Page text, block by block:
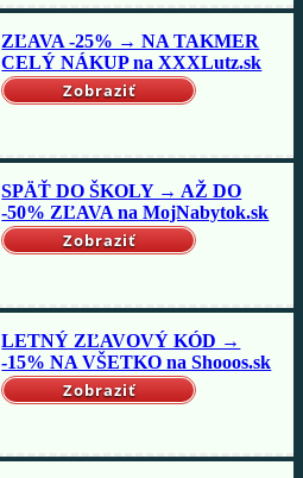
ZĽAVA -25% → NA TAKMER
CELÝ NÁKUP na XXXLutz.sk
Zobraziť
SPÄŤ DO ŠKOLY → AŽ DO
-50% ZĽAVA na MojNabytok.sk
Zobraziť
LETNÝ ZĽAVOVÝ KÓD →
-15% NA VŠETKO na Shooos.sk
Zobraziť